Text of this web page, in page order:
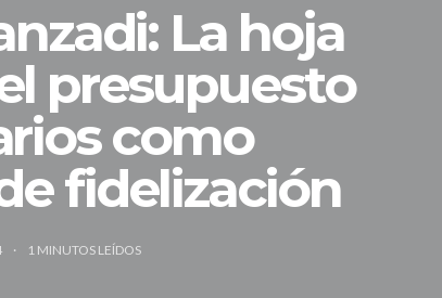
La hoja
presupuesto
como
fidelización
1 MINUTOS LEÍDOS